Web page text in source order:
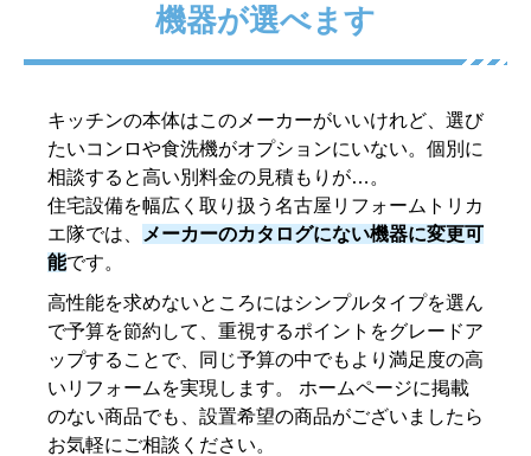
機器が選べます
キッチンの本体はこのメーカーがいいけれど、選び
たいコンロや食洗機がオプションにいない。個別に
相談すると高い別料金の見積もりが…。
住宅設備を幅広く取り扱う名古屋リフォームトリカ
エ隊では、
メーカーのカタログにない機器に変更可
能です。
高性能を求めないところにはシンプルタイプを選ん
で予算を節約して、重視するポイントをグレードア
ップすることで、同じ予算の中でもより満足度の高
いリフォームを実現します。 ホームページに掲載
のない商品でも、設置希望の商品がございましたら
お気軽にご相談ください。